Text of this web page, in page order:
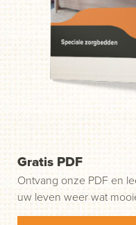
weg. Stap 1: klik op de
en wij nemen contact
Gratis PDF
Ontvang onze PDF en
uw leven weer wat